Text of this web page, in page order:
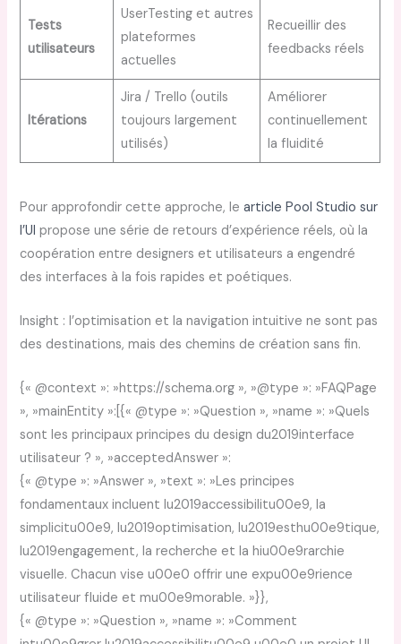
Tests
utilisateurs
UserTesting et autres
plateformes
actuelles
Recueillir des
feedbacks réels
Itérations
Jira / Trello (outils
toujours largement
utilisés)
Améliorer
continuellement
la fluidité
Pour approfondir cette approche, learticle Pool Studio sur
l’UI propose une série de retours d’expérience réels, où la
coopération entre designers et utilisateurs a engendré
des interfaces à la fois rapides et poétiques.
Insight : l’optimisation et la navigation intuitive ne sont pas
des destinations, mais des chemins de création sans fin.
{« @context »: »https://schema.org », »@type »: »FAQPage
», »mainEntity »:[{« @type »: »Question », »name »: »Quels
sont les principaux principes du design du2019interface
utilisateur ? », »acceptedAnswer »:
{« @type »: »Answer », »text »: »Les principes
fondamentaux incluent lu2019accessibilitu00e9, la
simplicitu00e9, lu2019optimisation, lu2019esthu00e9tique,
lu2019engagement, la recherche et la hiu00e9rarchie
visuelle. Chacun vise u00e0 offrir une expu00e9rience
utilisateur fluide et mu00e9morable. »}},
{« @type »: »Question », »name »: »Comment